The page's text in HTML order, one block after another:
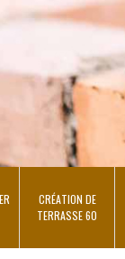
CRÉATION DE
TERRASSE 60